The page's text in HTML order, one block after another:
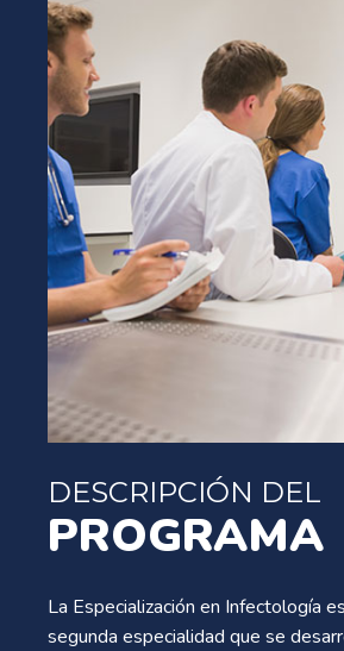
DESCRIPCIÓN DEL
PROGRAMA
La Especialización en Infectología
segunda especialidad que se